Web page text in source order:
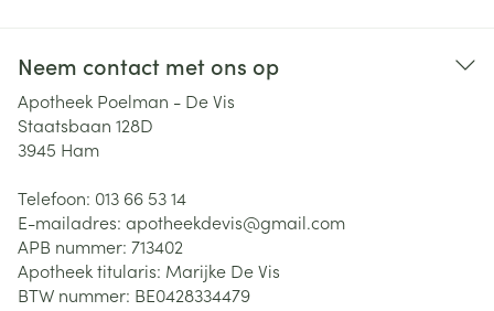
Neem contact met ons op
Apotheek Poelman - De Vis
Staatsbaan 128D
3945 Ham
Telefoon: 013 66 53 14
E-mailadres: apotheekdevis@gmail.com
APB nummer: 713402
Apotheek titularis: Marijke De Vis
BTW nummer: BE0428334479